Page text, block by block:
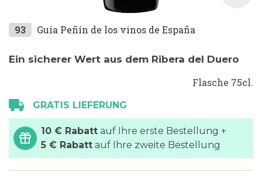
Zum
der
93 Guía Peñín de los vinos de España
Ein sicherer Wert aus dem Ribera del Duero
Flasche 75cl.
GRATIS LIEFERUNG
10 € Rabatt auf Ihre erste Bestellung +
5 € Rabatt auf Ihre zweite Bestellung